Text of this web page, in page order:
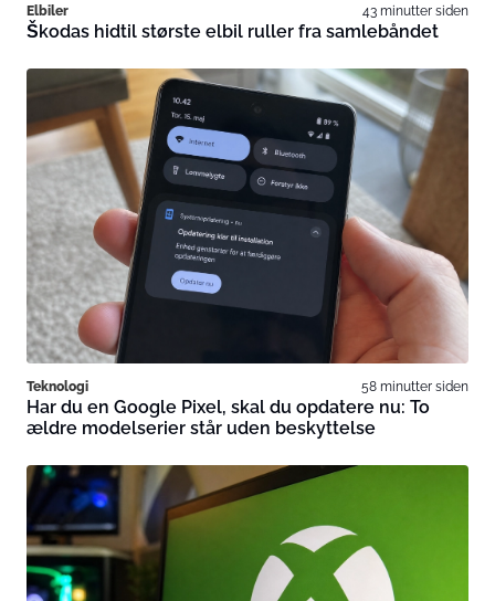
Elbiler 43 minutter siden
Škodas hidtil største elbil ruller fra samlebåndet
Teknologi 58 minutter siden
Har du en Google Pixel, skal du opdatere nu: To
ældre modelserier står uden beskyttelse